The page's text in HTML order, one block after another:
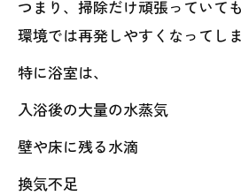
つまり、掃除だけ頑張っていて
環境では再発しやすくなってし
特に浴室は、
入浴後の大量の水蒸気
壁や床に残る水滴
換気不足